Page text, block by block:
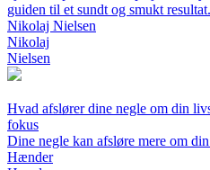
guiden til et sundt og smukt resultat.
Nikolaj Nielsen
Nikolaj
Nielsen
Hvad afslører dine negle om din
fokus
Dine negle kan afsløre mere om
Hænder